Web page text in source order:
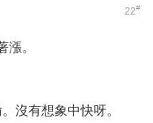
22#
漲。
沒有想象中快呀。